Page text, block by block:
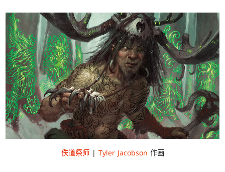
佚道祭师| Tyler Jacobson 作画